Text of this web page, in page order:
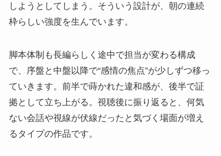
しようとしてしまう。そういう設計が、朝の連続
枠らしい強度を生んでいます。
脚本体制も長編らしく途中で担当が変わる構成
で、序盤と中盤以降で“感情の焦点”が少しずつ移っ
ていきます。前半で蒔かれた違和感が、後半で証
拠として立ち上がる。視聴後に振り返ると、何気
ない会話や視線が伏線だったと気づく場面が増え
るタイプの作品です。